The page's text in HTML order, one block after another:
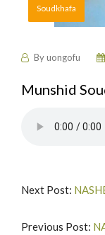
Soudkhafa
Byuongofu
Munshid
Next Post:
Previous Post: